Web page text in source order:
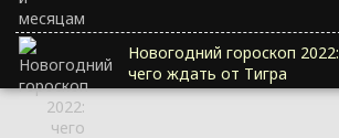
Новогодний гороскоп 2022:
чего ждать от Тигра